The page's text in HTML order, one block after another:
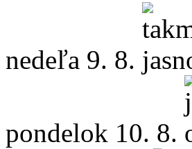
nedeľa 9. 8.
pondelok 10. 8.